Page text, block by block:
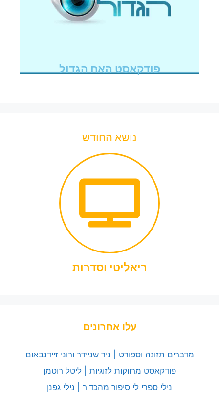
פודקאסט האח הגדול
נושא החודש
ריאליטי וסדרות
עלו אחרונים
מדברים תזונה וספורט | ניר שניידר ורוני זיידנבאום
פודקאסט מרווקות לזוגיות | ליטל רוטמן
נילי ספרי לי סיפור מהכדור | נילי גפנן